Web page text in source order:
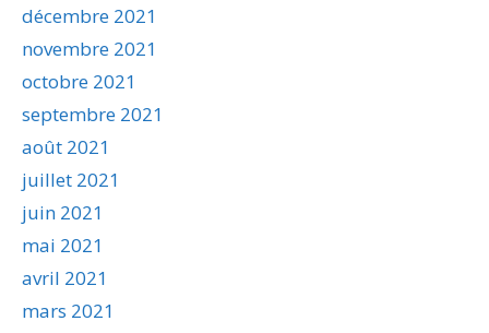
décembre 2021
novembre 2021
octobre 2021
septembre 2021
août 2021
juillet 2021
juin 2021
mai 2021
avril 2021
mars 2021